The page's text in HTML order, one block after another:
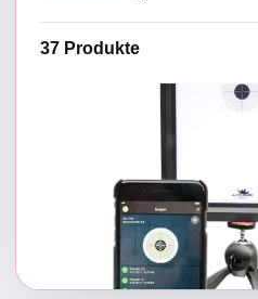
37 Produkte